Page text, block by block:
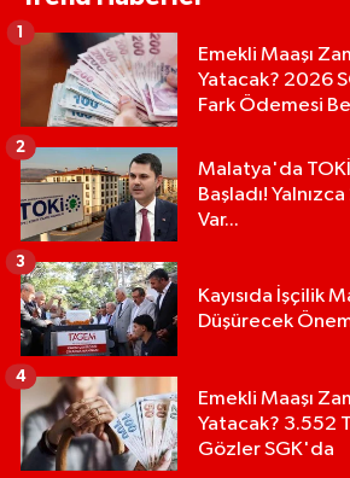
Emekli Maaşı
Yatacak? 2026
Fark Ödemesi
1
Malatya'da TOKİ
Başladı!
Var...
2
Kayısıda İşçilik
Düşürecek
3
Emekli Maaşı
Yatacak? 3.552
Gözler SGK'da
4